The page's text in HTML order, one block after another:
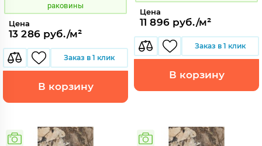
раковины
Цена
13 286 руб./м²
Заказ в 1 клик
В корзину
Цена
11 896 руб./м²
Заказ в 1 клик
В корзину